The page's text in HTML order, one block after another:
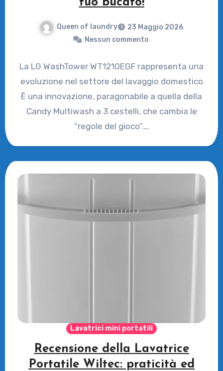
tuo bucato!
Queen of laundry
23 Maggio 2026
Nessun commento
La LG WashTower WT1210EGF rappresenta una
evoluzione nel settore del lavaggio domestico
È una innovazione, paragonabile a quella della
Candy Multiwash a 3 cestelli, che cambia le
“regole del gioco”.…
Lavatrici mini portatili
Recensione della Lavatrice
Portatile Wiltec: praticità ed